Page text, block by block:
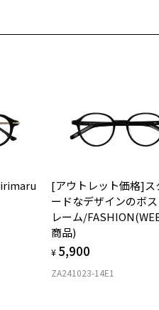
す。
スクエア
フロント素材：メタル
[アウトレット価格]ス
ードなデザインのボ
レーム/
商品)
¥ 5,900
ZA241023-14E1